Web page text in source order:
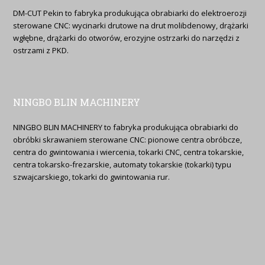
DM-CUT Pekin to fabryka produkująca obrabiarki do elektroerozji
sterowane CNC: wycinarki drutowe na drut molibdenowy, drążarki
wgłębne, drążarki do otworów, erozyjne ostrzarki do narzędzi z
ostrzami z PKD.
NINGBO BLIN MACHINERY
NINGBO BLIN MACHINERY to fabryka produkująca obrabiarki do
obróbki skrawaniem sterowane CNC: pionowe centra obróbcze,
centra do gwintowania i wiercenia, tokarki CNC, centra tokarskie,
centra tokarsko-frezarskie, automaty tokarskie (tokarki) typu
szwajcarskiego, tokarki do gwintowania rur.